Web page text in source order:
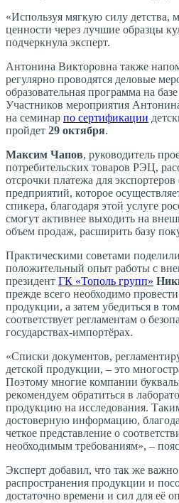
«Используя мягкую силу детства,
ценности через лучшие образцы
подчеркнула эксперт.
Антонина Викторовна также
регулярно проводятся деловые
образовательная программа на
Участников мероприятия
на семинар по сертификации
пройдет 29 октября.
Максим Чапов, руководитель
потребительских товаров РЭЦ,
отсрочки платежа для
предприятий, которое
спикера, благодаря этой услуге
смогут активнее выходить на
объем продаж, расширить базу
Практическими советами
положительный опыт работы с
президент ГК «Тополь групп»
прежде всего необходимо
продукции, а затем убедиться в
соответствует регламентам о
государствах-импортёрах.
«Списки документов,
детской продукции, – это
Поэтому многие компании
рекомендуем обратиться в
продукцию на исследования.
достоверную информацию,
четкое представление о
необходимым требованиям», –
Эксперт добавил, что так же
распространения продукции и
достаточно времени и сил для её